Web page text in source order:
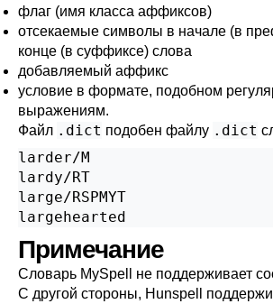
флаг (имя класса аффиксов)
отсекаемые символы в начале (в
конце (в суффиксе) слова
добавляемый аффикс
условие в формате, подобном
выражениям.
Файл .dict подобен файлу .dict
larder/M
lardy/RT
large/RSPMYT
largehearted
Примечание
Словарь MySpell
не поддерживает
С другой стороны, Hunspell